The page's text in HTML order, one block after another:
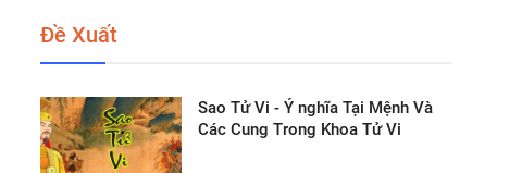
Đề Xuất
Sao Tử Vi - Ý nghĩa Tại Mệnh Và
Các Cung Trong Khoa Tử Vi